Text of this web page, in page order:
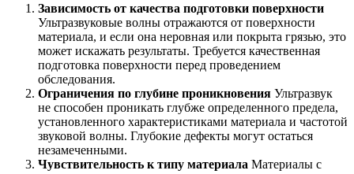
Зависимость от качества подготовки поверхности
Ультразвуковые волны отражаются от поверхности
материала, и если она неровная или покрыта грязью, это
может искажать результаты. Требуется качественная
подготовка поверхности перед проведением
обследования.
Ограничения по глубине проникновения Ультразвук
не способен проникать глубже определенного предела,
установленного характеристиками материала и частотой
звуковой волны. Глубокие дефекты могут остаться
незамеченными.
Чувствительность к типу материала Материалы с